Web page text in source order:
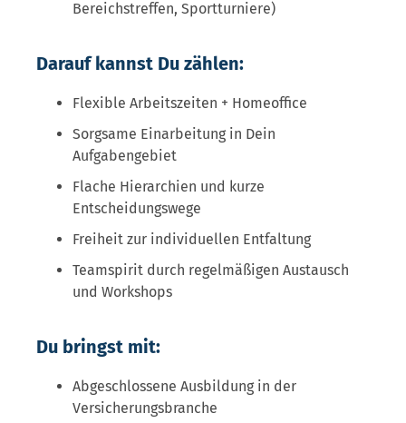
Bereichstreffen, Sportturniere)
Darauf kannst Du zählen:
Flexible Arbeitszeiten + Homeoffice
Sorgsame Einarbeitung in Dein
Aufgabengebiet
Flache Hierarchien und kurze
Entscheidungswege
Freiheit zur individuellen Entfaltung
Teamspirit durch regelmäßigen Austausch
und Workshops
Du bringst mit:
Abgeschlossene Ausbildung in der
Versicherungsbranche